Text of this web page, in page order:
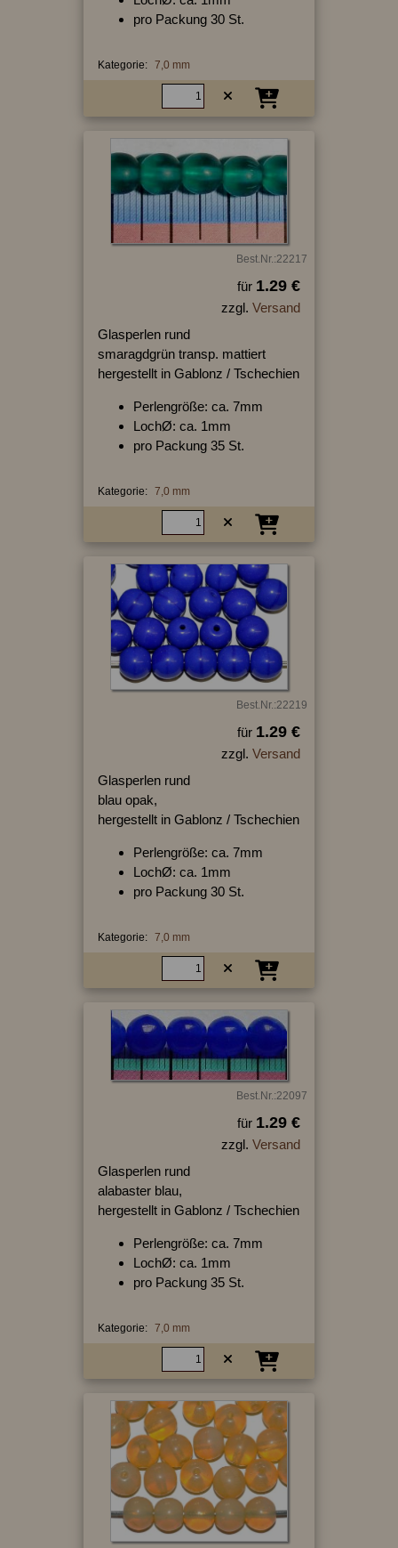
pro Packung 30 St.
Kategorie: 7,0 mm
Best.Nr.:22217
für 1.29 €
zzgl. Versand
Glasperlen rund
smaragdgrün transp. mattiert
hergestellt in Gablonz / Tschechien
Perlengröße: ca. 7mm
LochØ: ca. 1mm
pro Packung 35 St.
Kategorie: 7,0 mm
Best.Nr.:22219
für 1.29 €
zzgl. Versand
Glasperlen rund
blau opak,
hergestellt in Gablonz / Tschechien
Perlengröße: ca. 7mm
LochØ: ca. 1mm
pro Packung 30 St.
Kategorie: 7,0 mm
Best.Nr.:22097
für 1.29 €
zzgl. Versand
Glasperlen rund
alabaster blau,
hergestellt in Gablonz / Tschechien
Perlengröße: ca. 7mm
LochØ: ca. 1mm
pro Packung 35 St.
Kategorie: 7,0 mm